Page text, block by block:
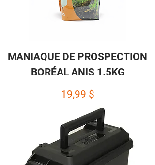
MANIAQUE DE PROSPECTION
BORÉAL ANIS 1.5KG
Prix
19,99 $